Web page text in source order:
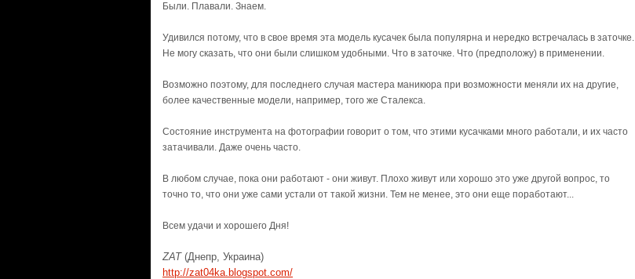
Были. Плавали. Знаем.
Удивился потому, что в свое время эта модель кусачек была популярна и нередко встречалась в заточке.
Не могу сказать, что они были слишком удобными. Что в заточке. Что (предположу) в применении.
Возможно поэтому, для последнего случая мастера маникюра при возможности меняли их на другие,
более качественные модели, например, того же Сталекса.
Состояние инструмента на фотографии говорит о том, что этими кусачками много работали, и их часто
затачивали. Даже очень часто.
В любом случае, пока они работают - они живут. Плохо живут или хорошо это уже другой вопрос, то
точно то, что они уже сами устали от такой жизни. Тем не менее, это они еще поработают...
Всем удачи и хорошего Дня!
ZAT (Днепр, Украина)
http://zat04ka.blogspot.com/